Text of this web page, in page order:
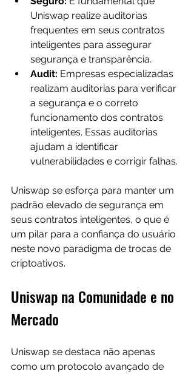
Uniswap realize auditorias
frequentes em seus contratos
inteligentes para assegurar
segurança e transparência.
Audit: Empresas especializadas
realizam auditorias para verificar
a segurança e o correto
funcionamento dos contratos
inteligentes. Essas auditorias
ajudam a identificar
vulnerabilidades e corrigir falhas.
Uniswap se esforça para manter um
padrão elevado de segurança em
seus contratos inteligentes, o que é
um pilar para a confiança do usuário
neste novo paradigma de trocas de
criptoativos.
Uniswap na Comunidade e no
Mercado
Uniswap se destaca não apenas
como um protocolo avançado de